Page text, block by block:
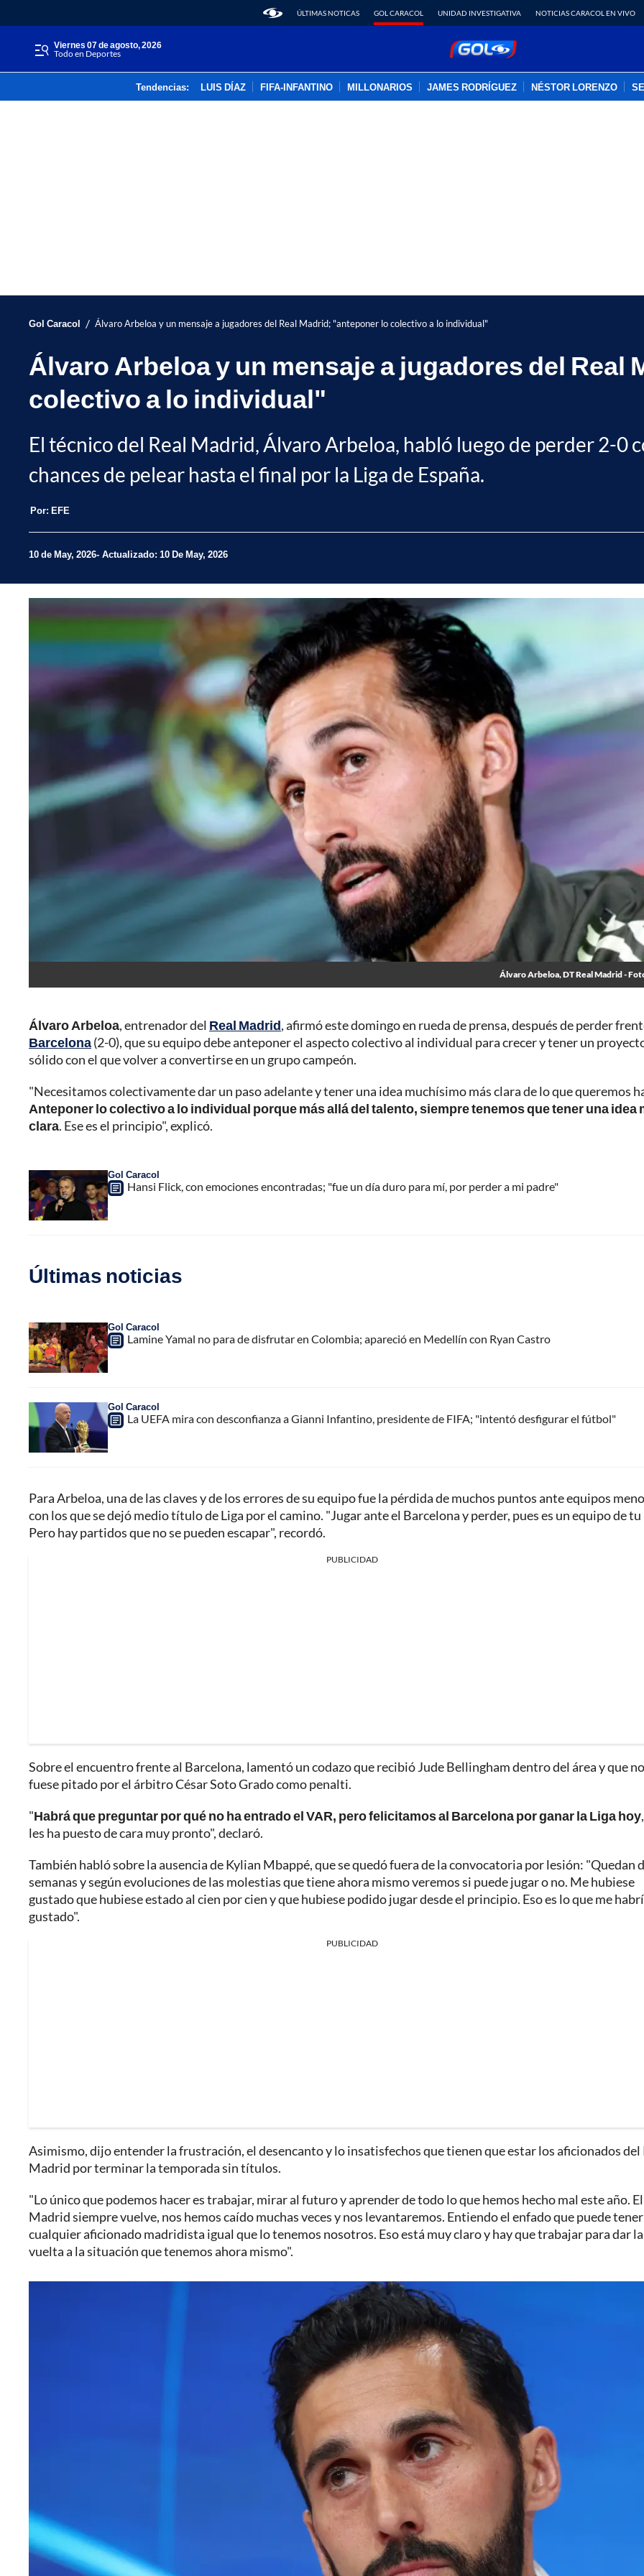
ÚLTIMAS NOTICAS GOL CARACOL UNIDAD INVESTIGATIVA NOTICIAS CARACOL EN VIVO
viernes 07 de agosto, 2026
Todo en Deportes
Tendencias: LUIS DÍAZ FIFA-INFANTINO MILLONARIOS JAMES RODRÍGUEZ NÉSTOR LORENZO
Gol Caracol / Álvaro Arbeloa y un mensaje a jugadores del Real Madrid; "anteponer lo colectivo a lo individual"
Álvaro Arbeloa y un mensaje a jugadores del Real
colectivo a lo individual"
El técnico del Real Madrid, Álvaro Arbeloa, habló luego de perder 2-0
chances de pelear hasta el final por la Liga de España.
Por: EFE
10 de May, 2026 Actualizado: 10 De May, 2026
Álvaro Arbeloa, DT Real Madrid -
Álvaro Arbeloa, entrenador del Real Madrid, afirmó este domingo en rueda de prensa, después de perder
Barcelona(2-0), que su equipo debe anteponer el aspecto colectivo al individual para crecer y tener un
sólido con el que volver a convertirse en un grupo campeón.
"Necesitamos colectivamente dar un paso adelante y tener una idea muchísimo más clara de lo que queremos
Anteponer lo colectivo a lo individual porque más allá del talento, siempre tenemos que tener una idea
clara. Ese es el principio", explicó.
Gol Caracol
Hansi Flick, con emociones encontradas; "fue un día duro para mí, por perder a mi padre"
Últimas noticias
Gol Caracol
Lamine Yamal no para de disfrutar en Colombia; apareció en Medellín con Ryan Castro
Gol Caracol
La UEFA mira con desconfianza a Gianni Infantino, presidente de FIFA; "intentó desfigurar el fútbol"
Para Arbeloa, una de las claves y de los errores de su equipo fue la pérdida de muchos puntos ante equipos
con los que se dejó medio título de Liga por el camino. "Jugar ante el Barcelona y perder, pues es un equipo de
Pero hay partidos que no se pueden escapar", recordó.
PUBLICIDAD
Sobre el encuentro frente al Barcelona, lamentó un codazo que recibió Jude Bellingham dentro del área y que no
fuese pitado por el árbitro César Soto Grado como penalti.
"Habrá que preguntar por qué no ha entrado el VAR, pero felicitamos al Barcelona por ganar la Liga hoy
les ha puesto de cara muy pronto", declaró.
También habló sobre la ausencia de Kylian Mbappé, que se quedó fuera de la convocatoria por lesión: "Quedan
semanas y según evoluciones de las molestias que tiene ahora mismo veremos si puede jugar o no. Me hubiese
gustado que hubiese estado al cien por cien y que hubiese podido jugar desde el principio. Eso es lo que me
gustado".
PUBLICIDAD
Asimismo, dijo entender la frustración, el desencanto y lo insatisfechos que tienen que estar los aficionados del
Madrid por terminar la temporada sin títulos.
"Lo único que podemos hacer es trabajar, mirar al futuro y aprender de todo lo que hemos hecho mal este año. El
Madrid siempre vuelve, nos hemos caído muchas veces y nos levantaremos. Entiendo el enfado que puede tener
cualquier aficionado madridista igual que lo tenemos nosotros. Eso está muy claro y hay que trabajar para dar la
vuelta a la situación que tenemos ahora mismo".